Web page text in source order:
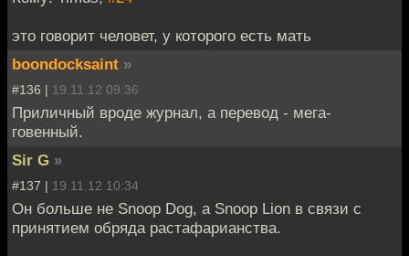
это говорит человет, у которого есть мать
boondocksaint »
#136 | 19.11.12 09:36
Приличный вроде журнал, а перевод - мега-
говенный.
Sir G »
#137 | 19.11.12 10:34
Он больше не Snoop Dog, а Snoop Lion в связи с
принятием обряда растафарианства.